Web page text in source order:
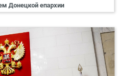
Донецкой епархии